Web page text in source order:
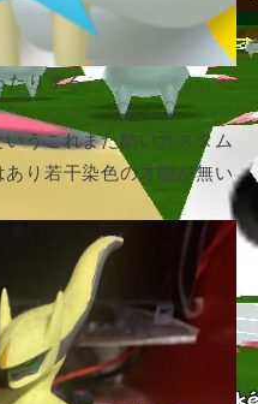
たりする
うこれまた酷いカスタム
り若干染色の才能が無い